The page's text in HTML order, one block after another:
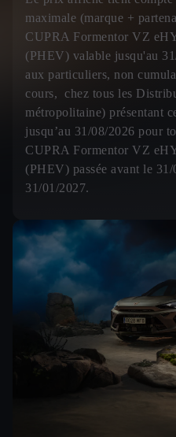
maximale (marque +
CUPRA Formentor VZ
(PHEV) valable jusqu'au
aux particuliers, non
cours, chez tous les
métropolitaine) présentant
jusqu’au 31/08/2026 pour
CUPRA Formentor VZ
(PHEV) passée avant le
31/01/2027.